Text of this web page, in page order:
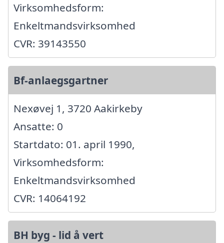
Virksomhedsform:
Enkeltmandsvirksomhed
CVR: 39143550
Bf-anlaegsgartner
Nexøvej 1, 3720 Aakirkeby
Ansatte: 0
Startdato: 01. april 1990,
Virksomhedsform:
Enkeltmandsvirksomhed
CVR: 14064192
BH byg - lid å vert